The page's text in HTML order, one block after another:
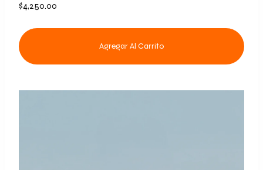
$4,250.00
Agregar Al Carrito